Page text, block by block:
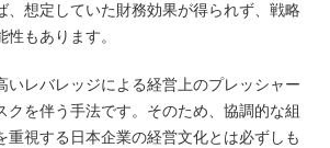
、想定していた財務効果が得られず、戦略
もあります。
いレバレッジによる経営上のプレッシャー
クを伴う手法です。そのため、協調的な組
重視する日本企業の経営文化とは必ずしも